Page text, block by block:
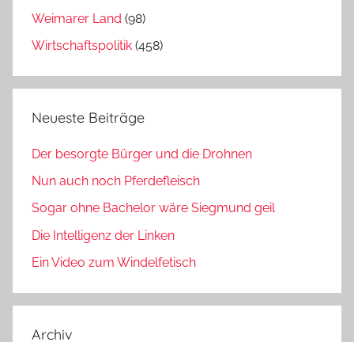
Weimarer Land (98)
Wirtschaftspolitik (458)
Neueste Beiträge
Der besorgte Bürger und die Drohnen
Nun auch noch Pferdefleisch
Sogar ohne Bachelor wäre Siegmund geil
Die Intelligenz der Linken
Ein Video zum Windelfetisch
Archiv